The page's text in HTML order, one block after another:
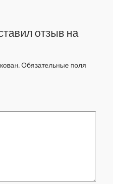
отзыв на
Обязательные поля